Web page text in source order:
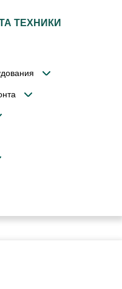
ТЕХНИКИ